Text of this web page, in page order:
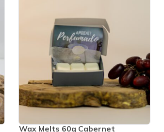
Wax Melts 60g Cabernet